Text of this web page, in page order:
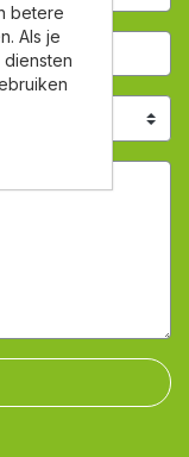
betere
Als je